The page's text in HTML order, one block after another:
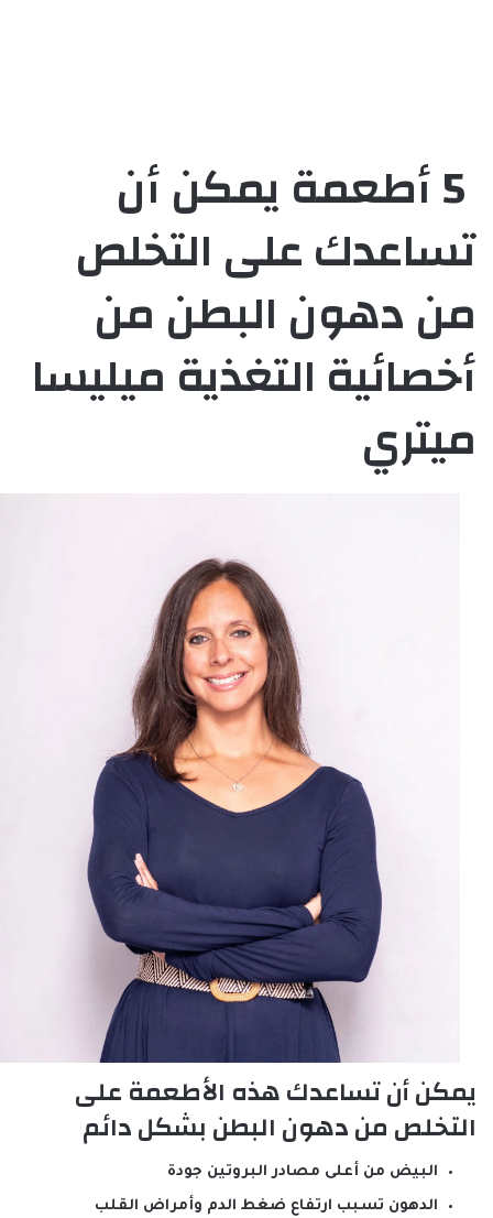
5 أطعمة يمكن أن
تساعدك على التخلص
من دهون البطن من
أخصائية التغذية ميليسا
ميتري
يمكن أن تساعدك هذه الأطعمة على
التخلص من دهون البطن بشكل دائم
البيض من أعلى مصادر البروتين جودة
الدهون تسبب ارتفاع ضغط الدم وأمراض القلب